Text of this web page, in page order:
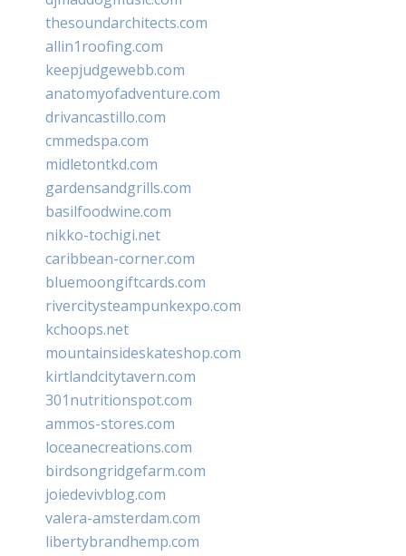
thesoundarchitects.com
allin1roofing.com
keepjudgewebb.com
anatomyofadventure.com
drivancastillo.com
cmmedspa.com
midletontkd.com
gardensandgrills.com
basilfoodwine.com
nikko-tochigi.net
caribbean-corner.com
bluemoongiftcards.com
rivercitysteampunkexpo.com
kchoops.net
mountainsideskateshop.com
kirtlandcitytavern.com
301nutritionspot.com
ammos-stores.com
loceanecreations.com
birdsongridgefarm.com
joiedevivblog.com
valera-amsterdam.com
libertybrandhemp.com